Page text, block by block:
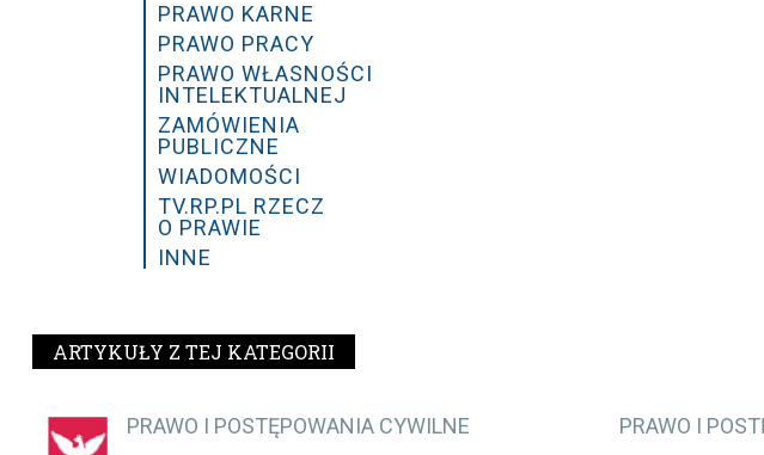
PRAWO KARNE
PRAWO PRACY
PRAWO WŁASNOŚCI
INTELEKTUALNEJ
ZAMÓWIENIA
PUBLICZNE
WIADOMOŚCI
TV.RP.PL RZECZ
O PRAWIE
INNE
ARTYKUŁY Z TEJ KATEGORII
PRAWO I POSTĘPOWANIA CYWILNE PRAWO I